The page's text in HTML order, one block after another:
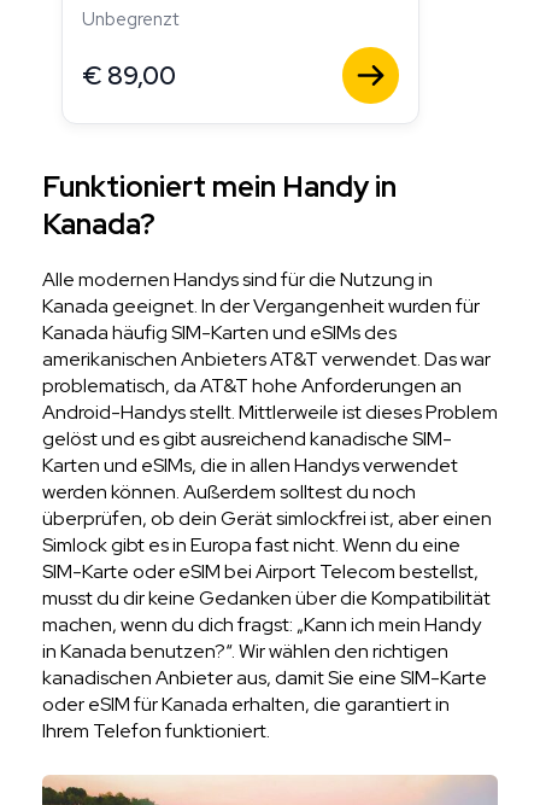
Unbegrenzt
€ 89,00
Funktioniert mein Handy in
Kanada?
Alle modernen Handys sind für die Nutzung in
Kanada geeignet. In der Vergangenheit wurden für
Kanada häufig SIM-Karten und eSIMs des
amerikanischen Anbieters AT&T verwendet. Das war
problematisch, da AT&T hohe Anforderungen an
Android-Handys stellt. Mittlerweile ist dieses Problem
gelöst und es gibt ausreichend kanadische SIM-
Karten und eSIMs, die in allen Handys verwendet
werden können. Außerdem solltest du noch
überprüfen, ob dein Gerät simlockfrei ist, aber einen
Simlock gibt es in Europa fast nicht. Wenn du eine
SIM-Karte oder eSIM bei Airport Telecom bestellst,
musst du dir keine Gedanken über die Kompatibilität
machen, wenn du dich fragst: „Kann ich mein Handy
in Kanada benutzen?“. Wir wählen den richtigen
kanadischen Anbieter aus, damit Sie eine SIM-Karte
oder eSIM für Kanada erhalten, die garantiert in
Ihrem Telefon funktioniert.